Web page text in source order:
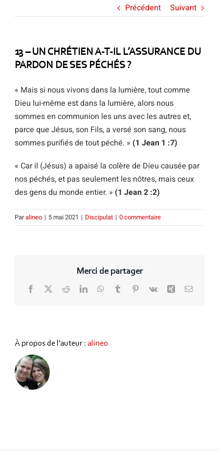
Précédent Suivant
13 – UN CHRÉTIEN A-T-IL L’ASSURANCE DU
PARDON DE SES PÉCHÉS ?
« Mais si nous vivons dans la lumière, tout comme
Dieu lui-même est dans la lumière, alors nous
sommes en communion les uns avec les autres et,
parce que Jésus, son Fils, a versé son sang, nous
sommes purifiés de tout péché. » (1 Jean 1 :7)
« Car il (Jésus) a apaisé la colère de Dieu causée par
nos péchés, et pas seulement les nôtres, mais ceux
des gens du monde entier. » (1 Jean 2 :2)
Paralineo | 5 mai 2021 | Discipulat | 0 commentaire
Merci de partager
Facebook
X RedditLinkedInWhatsApp
TumblrPinterest
Vk Xing Email
À propos de l'auteur : alineo